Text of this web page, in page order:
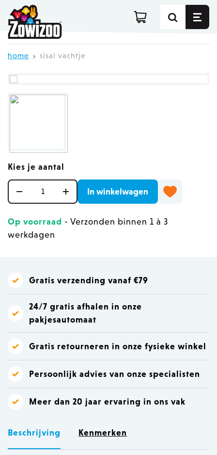
Ga direct door naar de inhoud
home sisal vachtje
Kies je aantal
In winkelwagen
Op voorraad - Verzonden binnen 1 à 3
werkdagen
Gratis verzending vanaf €79
24/7 gratis afhalen in onze
pakjesautomaat
Gratis retourneren in onze fysieke winkel
Persoonlijk advies van onze specialisten
Meer dan 20 jaar ervaring in ons vak
Beschrijving Kenmerken